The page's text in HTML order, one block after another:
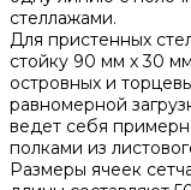
стеллажами.
Для пристенных
стойку 90 мм х 30
островных и
равномерной
ведет себя
полками из
Размеры ячеек